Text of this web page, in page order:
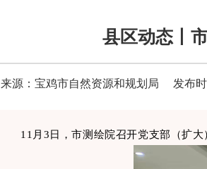
县区动态丨
来源：宝鸡市自然资源和规划局 发布
11月3日，市测绘院召开党支部（扩